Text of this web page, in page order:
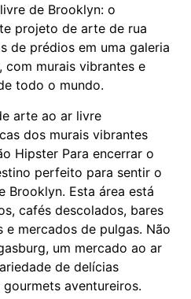
de Brooklyn: o
projeto de arte de rua
de prédios em uma galeria
murais vibrantes e
todo o mundo.
arte ao ar livre
dos murais vibrantes
Hipster Para encerrar o
perfeito para sentir o
Brooklyn. Esta área está
cafés descolados, bares
e mercados de pulgas. Não
um mercado ao ar
de delícias
aventureiros.